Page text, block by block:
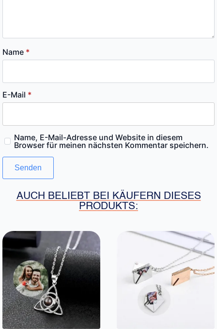
Name *
E-Mail *
Name, E-Mail-Adresse und Website in diesem
Browser für meinen nächsten Kommentar speichern.
AUCH BELIEBT BEI KÄUFERN DIESES
PRODUKTS: